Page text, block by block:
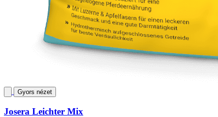
Gyors nézet
Josera Leichter Mix